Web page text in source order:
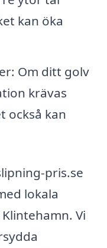
kan öka
Om ditt golv
krävas
också kan
pris.se
lokala
Vi